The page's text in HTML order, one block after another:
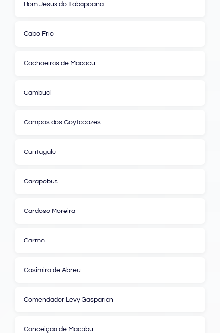
Bom Jesus do Itabapoana
Cabo Frio
Cachoeiras de Macacu
Cambuci
Campos dos Goytacazes
Cantagalo
Carapebus
Cardoso Moreira
Carmo
Casimiro de Abreu
Comendador Levy Gasparian
Conceição de Macabu